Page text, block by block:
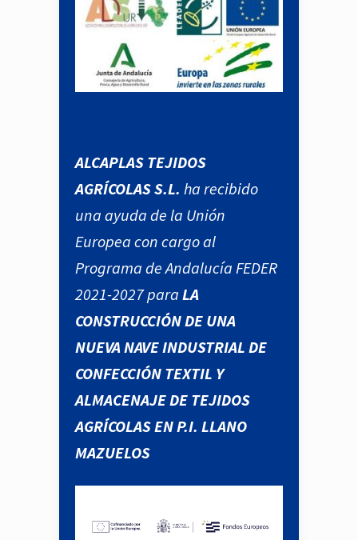
ALCAPLAS TEJIDOS
AGRÍCOLAS S.L. ha recibido
una ayuda de la Unión
Europea con cargo al
Programa de Andalucía FEDER
2021-2027 para LA
CONSTRUCCIÓN DE UNA
NUEVA NAVE INDUSTRIAL DE
CONFECCIÓN TEXTIL Y
ALMACENAJE DE TEJIDOS
AGRÍCOLAS EN P.I. LLANO
MAZUELOS